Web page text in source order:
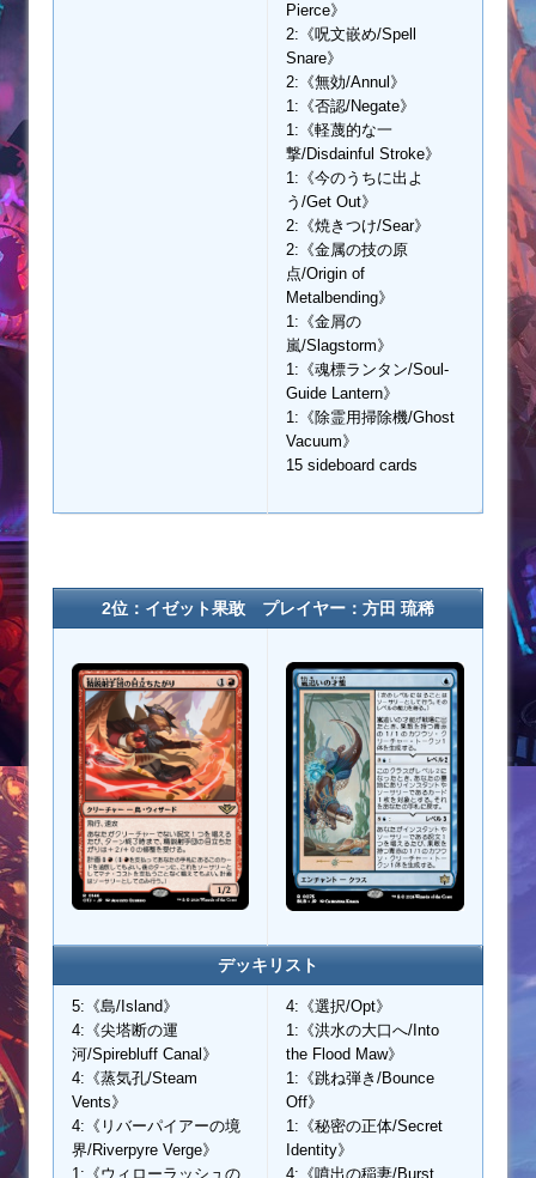
Pierce》
2:《呪文嵌め/Spell
Snare》
2:《無効/Annul》
1:《否認/Negate》
1:《軽蔑的な一
撃/Disdainful Stroke》
1:《今のうちに出よ
う/Get Out》
2:《焼きつけ/Sear》
2:《金属の技の原
点/Origin of
Metalbending》
1:《金屑の
嵐/Slagstorm》
1:《魂標ランタン/Soul-
Guide Lantern》
1:《除霊用掃除機/Ghost
Vacuum》
15 sideboard cards
2位：イゼット果敢 プレイヤー：方田 琉稀
デッキリスト
5:《島/Island》
4:《尖塔断の運
河/Spirebluff Canal》
4:《蒸気孔/Steam
Vents》
4:《リバーパイアーの境
界/Riverpyre Verge》
1:《ウィローラッシュの
4:《選択/Opt》
1:《洪水の大口へ/Into
the Flood Maw》
1:《跳ね弾き/Bounce
Off》
1:《秘密の正体/Secret
Identity》
4:《噴出の稲妻/Burst